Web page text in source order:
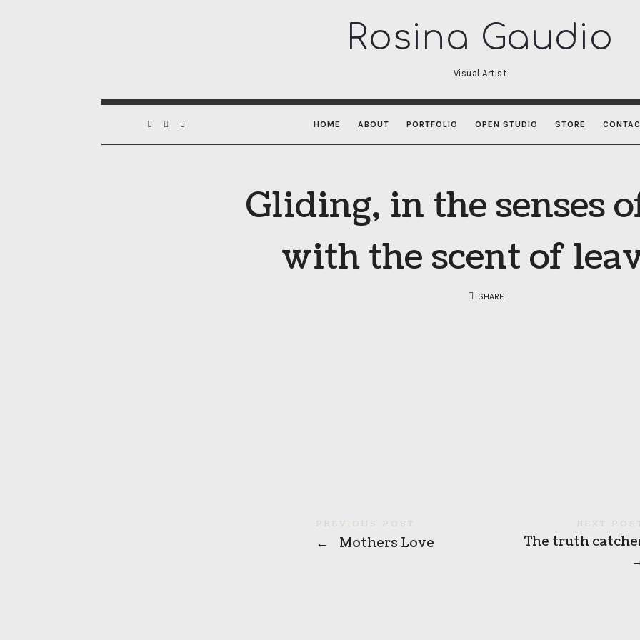
Rosina
Gaudio
Rosina Gaudio
Visual Artist
HOME ABOUT PORTFOLIO OPEN STUDIO STORE
Gliding, in the senses
with the scent of
SHARE
PREVIOUS POST
← Mothers Love
NEXT
The truth